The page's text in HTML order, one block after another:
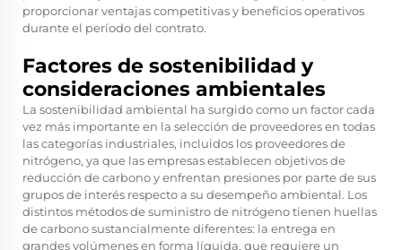
proporcionar ventajas competitivas y beneficios operativos
durante el período del contrato.
Factores de sostenibilidad y
consideraciones ambientales
La sostenibilidad ambiental ha surgido como un factor cada
vez más importante en la selección de proveedores en todas
las categorías industriales, incluidos los proveedores de
nitrógeno, ya que las empresas establecen objetivos de
reducción de carbono y enfrentan presiones por parte de sus
grupos de interés respecto a su desempeño ambiental. Los
distintos métodos de suministro de nitrógeno tienen huellas
de carbono sustancialmente diferentes: la entrega en
grandes volúmenes en forma líquida, que requiere un